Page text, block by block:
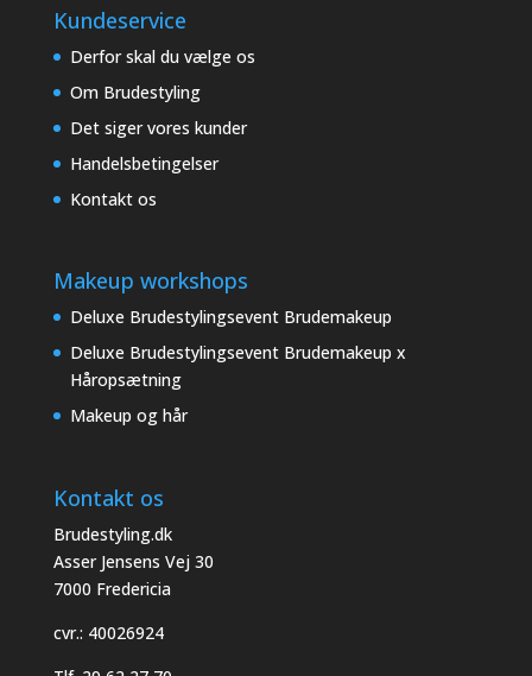
Kundeservice
Derfor skal du vælge os
Om Brudestyling
Det siger vores kunder
Handelsbetingelser
Kontakt os
Makeup workshops
Deluxe Brudestylingsevent Brudemakeup
Deluxe Brudestylingsevent Brudemakeup x
Håropsætning
Makeup og hår
Kontakt os
Brudestyling.dk
Asser Jensens Vej 30
7000 Fredericia
cvr.: 40026924